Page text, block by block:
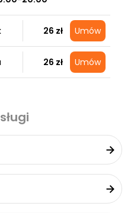
26 zł Umów
26 zł Umów